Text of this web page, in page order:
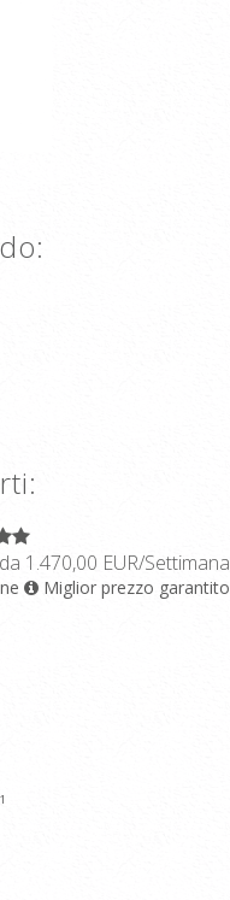
da 1.470,00 EUR/Settimana
Miglior prezzo garantito
1